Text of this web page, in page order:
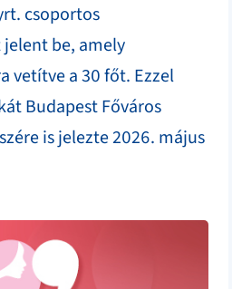
csoportos
be, amely
vetítve a 30 főt. Ezzel
Budapest Főváros
is jelezte 2026. május